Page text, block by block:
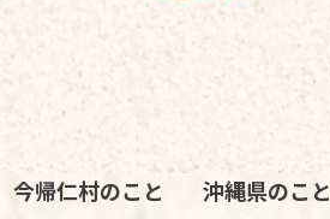
今帰仁村のこと 沖縄県のこと